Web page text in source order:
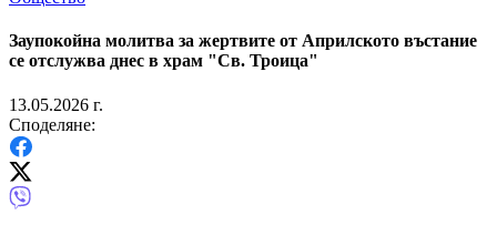
Заупокойна молитва за жертвите от Априлското въстание
се отслужва днес в храм "Св. Троица"
13.05.2026 г.
Споделяне: